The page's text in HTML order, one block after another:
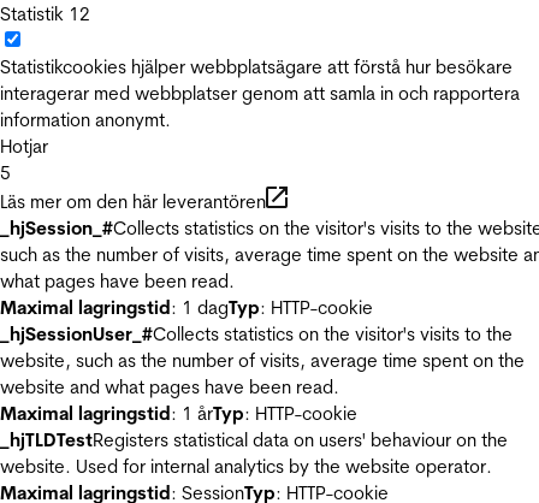
Statistik 12
Statistikcookies hjälper webbplatsägare att förstå hur besökare
interagerar med webbplatser genom att samla in och rapportera
information anonymt.
Hotjar
5
Läs mer om den här leverantören
_hjSession_#Collects statistics on the visitor's visits to the
such as the number of visits, average time spent on the website
what pages have been read.
Maximal lagringstid: 1 dagTyp: HTTP-cookie
_hjSessionUser_#Collects statistics on the visitor's visits to the
website, such as the number of visits, average time spent on the
website and what pages have been read.
Maximal lagringstid: 1 årTyp: HTTP-cookie
_hjTLDTestRegisters statistical data on users' behaviour on the
website. Used for internal analytics by the website operator.
Maximal lagringstid: SessionTyp: HTTP-cookie